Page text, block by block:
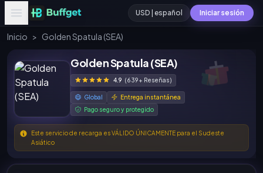
USD | español Iniciar sesión
Inicio > Golden Spatula (SEA)
Golden Spatula (SEA)
4.9 (639+ Reseñas)
Global
Entrega instantánea
Pago seguro y protegido
Este servicio de recarga es VÁLIDO ÚNICAMENTE para el Sudeste
Asiático